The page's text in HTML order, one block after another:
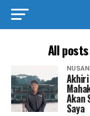
All
Akan
Saya